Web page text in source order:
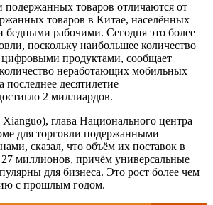
товаров отличаются от
товаров в Китае, населённых
рабочими. Сегодня это более
поскольку наибольшее количество
цифровыми продуктами, сообщает
неработающих мобильных
последнее десятилетие
2 миллиардов.
глава Национального центра
для торговли подержанными
сказал, что объём их поставок в
миллионов, причём универсальные
для бизнеса. Это рост более чем
с прошлым годом.